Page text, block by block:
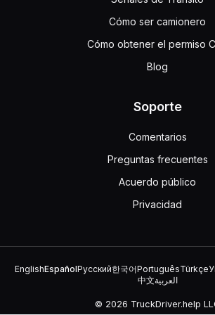
¿Qué debes hacer si el sistema de
Ignorar el problema ya que no afecta
No conducir hasta que esté reparado.
Conduce normalmente, pero lleva el
La indicación de que los frenos ABS
Las luces indicadoras de ABS verdes
Las luces de mal funcionamiento del
Si los frenos ABS del remolque están
Debes hacer el giro tan pronto como
Debes girar de manera amplia al
Para girar de forma segura sin cruzar
¿Cuál es la primera cosa que
Verificar debajo de los vehículos si hay
Cómo ser camionero
Cómo obtener el permiso
Blog
Soporte
Comentarios
Preguntas frecuentes
Acuerdo público
Privacidad
EnglishEspañolРусский한국어PortuguêsTürkçe
中文العربية
© 2026 TruckDriver.help